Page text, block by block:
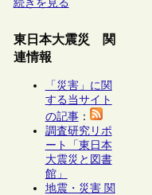
続きを見る
東日本大震災 関
連情報
「災害」に関
する当サイト
の記事：
調査研究リポ
ート「東日本
大震災と図書
館」
地震・災害 関